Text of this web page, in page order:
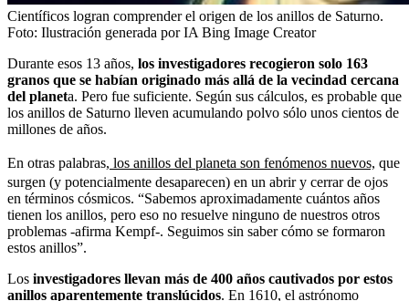
Científicos logran comprender el origen de los anillos de Saturno.
Foto: Ilustración generada por IA Bing Image Creator
Durante esos 13 años, los investigadores recogieron solo 163
granos que se habían originado más allá de la vecindad cercana
del planeta. Pero fue suficiente. Según sus cálculos, es probable que
los anillos de Saturno lleven acumulando polvo sólo unos cientos de
millones de años.
En otras palabras, los anillos del planeta son fenómenos nuevos, que
surgen (y potencialmente desaparecen) en un abrir y cerrar de ojos
en términos cósmicos. “Sabemos aproximadamente cuántos años
tienen los anillos, pero eso no resuelve ninguno de nuestros otros
problemas -afirma Kempf-. Seguimos sin saber cómo se formaron
estos anillos”.
Los investigadores llevan más de 400 años cautivados por estos
anillos aparentemente translúcidos. En 1610, el astrónomo